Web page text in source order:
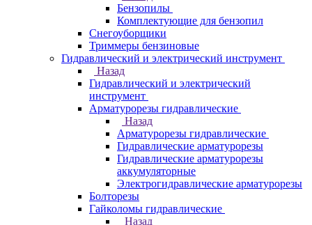
Бензопилы
Комплектующие для бензопил
Снегоуборщики
Триммеры бензиновые
Гидравлический и электрический инструмент
Назад
Гидравлический и электрический
инструмент
Арматурорезы гидравлические
Назад
Арматурорезы гидравлические
Гидравлические арматурорезы
Гидравлические арматурорезы
аккумуляторные
Электрогидравлические арматурорезы
Болторезы
Гайколомы гидравлические
Назад